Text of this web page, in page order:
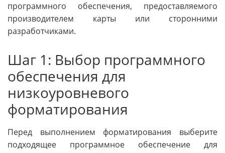
программного обеспечения, предоставляемого
производителем карты или сторонними
разработчиками.
Шаг 1: Выбор программного
обеспечения для
низкоуровневого
форматирования
Перед выполнением форматирования выберите
подходящее программное обеспечение для